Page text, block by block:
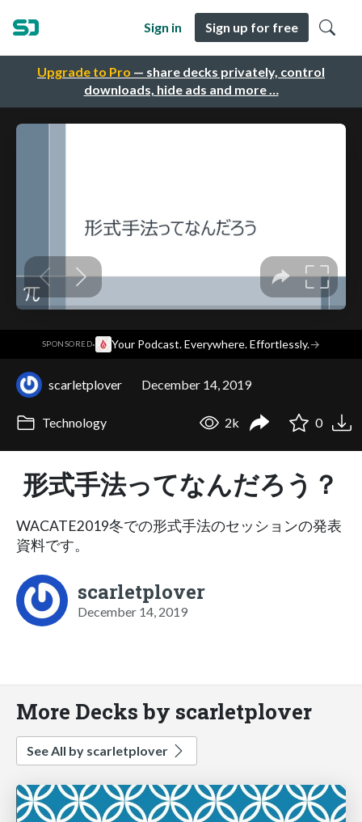
Upgrade to Pro — share decks privately, control
downloads, hide ads and more …
Sign in Sign up for free
SPONSORED· Your Podcast. Everywhere. Effortlessly.→
scarletplover December 14, 2019
Technology 2k 0
形式手法ってなんだろう？
WACATE2019冬での形式手法のセッションの発表
資料です。
scarletplover
December 14, 2019
More Decks by scarletplover
See All by scarletplover